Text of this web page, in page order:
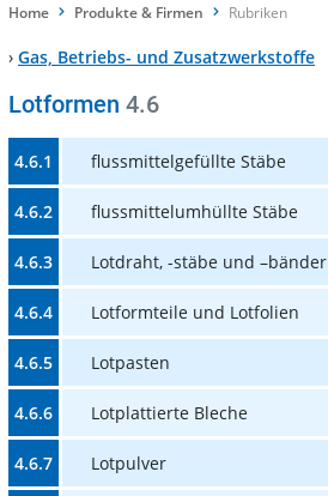
Home Produkte & Firmen Rubriken
› Gas, Betriebs- und Zusatzwerkstoffe
Lotformen 4.6
4.6.1 flussmittelgefüllte Stäbe
4.6.2 flussmittelumhüllte Stäbe
4.6.3 Lotdraht, -stäbe und –bänder
4.6.4 Lotformteile und Lotfolien
4.6.5 Lotpasten
4.6.6 Lotplattierte Bleche
4.6.7 Lotpulver